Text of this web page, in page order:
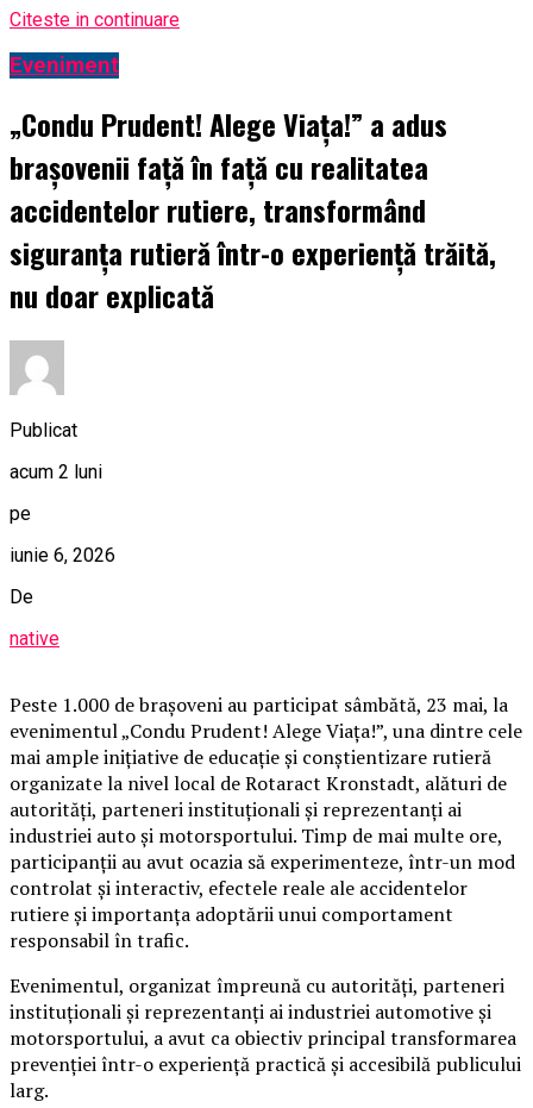
Citeste in continuare
Eveniment
„Condu Prudent! Alege Viața!” a adus
brașovenii față în față cu realitatea
accidentelor rutiere, transformând
siguranța rutieră într-o experiență trăită,
nu doar explicată
Publicat
acum 2 luni
pe
iunie 6, 2026
De
native
Peste 1.000 de brașoveni au participat sâmbătă, 23 mai, la
evenimentul „Condu Prudent! Alege Viața!”, una dintre cele
mai ample inițiative de educație și conștientizare rutieră
organizate la nivel local de Rotaract Kronstadt, alături de
autorități, parteneri instituționali și reprezentanți ai
industriei auto și motorsportului. Timp de mai multe ore,
participanții au avut ocazia să experimenteze, într-un mod
controlat și interactiv, efectele reale ale accidentelor
rutiere și importanța adoptării unui comportament
responsabil în trafic.
Evenimentul, organizat împreună cu autorități, parteneri
instituționali și reprezentanți ai industriei automotive și
motorsportului, a avut ca obiectiv principal transformarea
prevenției într-o experiență practică și accesibilă publicului
larg.